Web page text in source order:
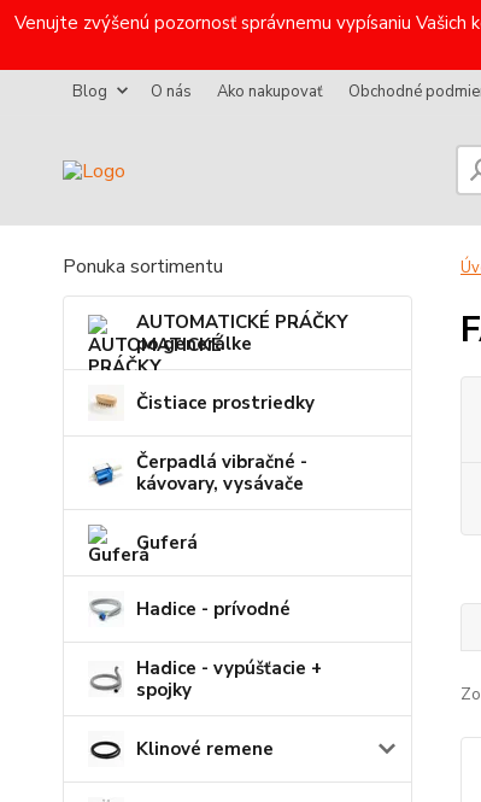
Venujte zvýšenú pozornosť správnemu vypísaniu
Blog O nás Ako nakupovať Obchodné
Ponuka sortimentu
AUTOMATICKÉ PRÁČKY
po generálke
Čistiace prostriedky
Čerpadlá vibračné -
kávovary, vysávače
Guferá
Hadice - prívodné
Hadice - vypúšťacie +
spojky
Klinové remene